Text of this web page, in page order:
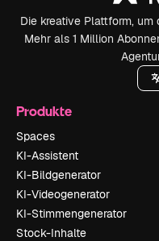
Die kreative Plattform,
Mehr als 1 Million
Produkte
Spaces
KI-Assistent
KI-Bildgenerator
KI-Videogenerator
KI-Stimmengenerator
Stock-Inhalte